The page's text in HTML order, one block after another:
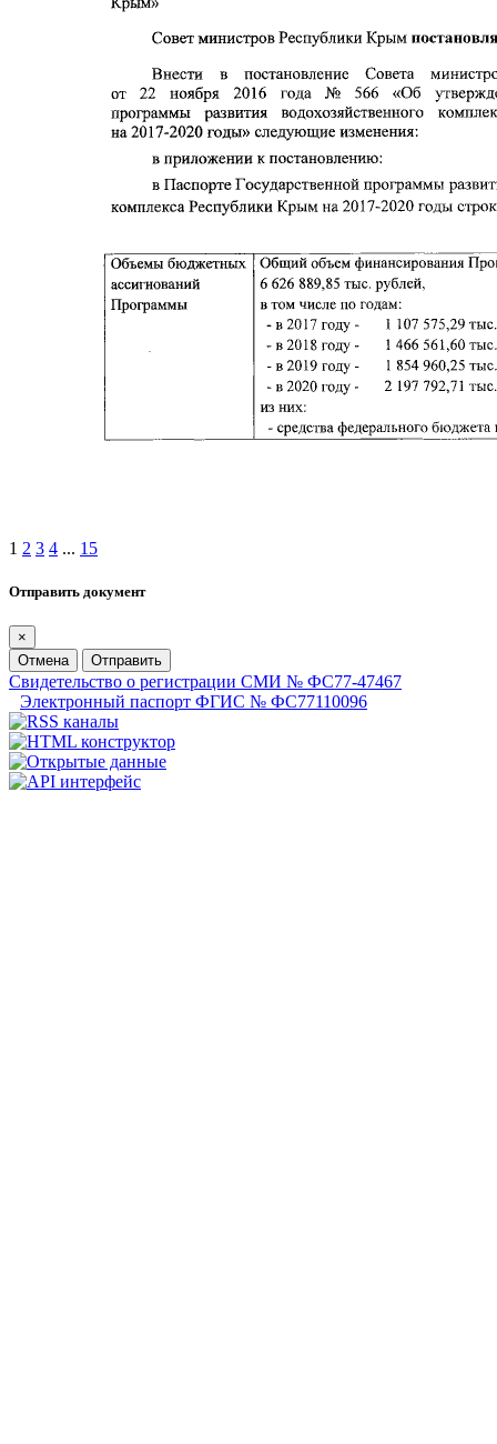
1 2 3 4 ... 15
Отправить документ
×
Отмена
Отправить
Свидетельство о регистрации СМИ № ФС77-47467
Электронный паспорт ФГИС № ФС77110096